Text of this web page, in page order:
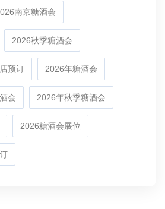
南京糖酒会
2026秋季糖酒会
预订 2026年糖酒会
会 2026年秋季糖酒会
2026糖酒会展位